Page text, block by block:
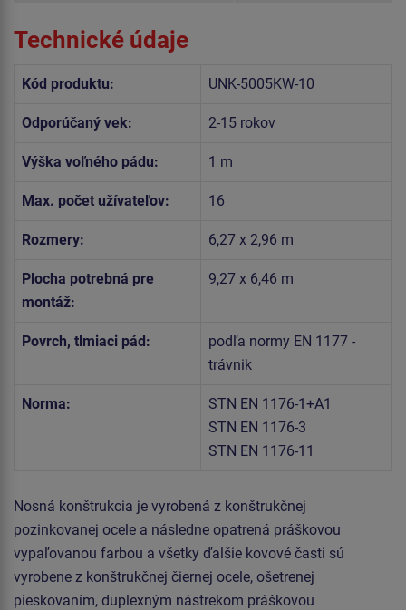
Technické údaje
Kód produktu: UNK-5005KW-10
Odporúčaný vek: 2-15 rokov
Výška voľného pádu: 1 m
Max. počet užívateľov: 16
Rozmery: 6,27 x 2,96 m
Plocha potrebná pre
montáž:
9,27 x 6,46 m
Povrch, tlmiaci pád:
podľa normy EN 1177 -
trávnik
Norma:
STN EN 1176-1+A1
STN EN 1176-3
STN EN 1176-11
Nosná konštrukcia je vyrobená z konštrukčnej
pozinkovanej ocele a následne opatrená práškovou
vypaľovanou farbou a všetky ďalšie kovové časti sú
vyrobene z konštrukčnej čiernej ocele, ošetrenej
pieskovaním, duplexným nástrekom práškovou